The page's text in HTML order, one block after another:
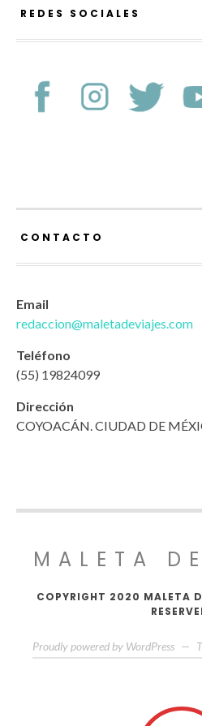
REDES SOCIALES
CONTACTO
Email
redaccion@maletadeviajes.com
Teléfono
(55) 19824099
Dirección
COYOACÁN. CIUDAD DE
MALETA
COPYRIGHT 2020 MALETA
Proudly powered by WordPress —